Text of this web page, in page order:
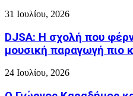
31 Ιουλίου, 2026
DJSA: Η σχολή που
μουσική παραγωγή πιο
24 Ιουλίου, 2026